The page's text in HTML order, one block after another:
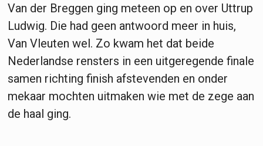
Van der Breggen ging meteen op en over Uttrup
Ludwig. Die had geen antwoord meer in huis,
Van Vleuten wel. Zo kwam het dat beide
Nederlandse rensters in een uitgeregende finale
samen richting finish afstevenden en onder
mekaar mochten uitmaken wie met de zege aan
de haal ging.